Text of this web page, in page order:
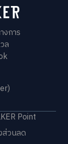
งการ
ล
Point
ส่วนลด